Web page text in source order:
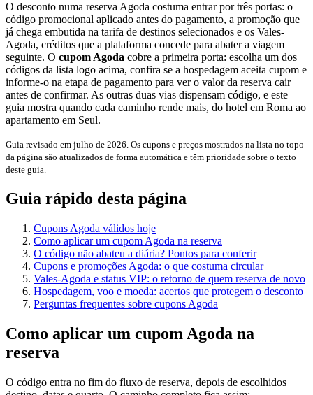
O desconto numa reserva Agoda costuma entrar por três portas: o
código promocional aplicado antes do pagamento, a promoção que
já chega embutida na tarifa de destinos selecionados e os Vales-
Agoda, créditos que a plataforma concede para abater a viagem
seguinte. O cupom Agoda cobre a primeira porta: escolha um dos
códigos da lista logo acima, confira se a hospedagem aceita cupom e
informe-o na etapa de pagamento para ver o valor da reserva cair
antes de confirmar. As outras duas vias dispensam código, e este
guia mostra quando cada caminho rende mais, do hotel em Roma ao
apartamento em Seul.
Guia revisado em julho de 2026. Os cupons e preços mostrados na lista no topo
da página são atualizados de forma automática e têm prioridade sobre o texto
deste guia.
Guia rápido desta página
Cupons Agoda válidos hoje
Como aplicar um cupom Agoda na reserva
O código não abateu a diária? Pontos para conferir
Cupons e promoções Agoda: o que costuma circular
Vales-Agoda e status VIP: o retorno de quem reserva de novo
Hospedagem, voo e moeda: acertos que protegem o desconto
Perguntas frequentes sobre cupons Agoda
Como aplicar um cupom Agoda na
reserva
O código entra no fim do fluxo de reserva, depois de escolhidos